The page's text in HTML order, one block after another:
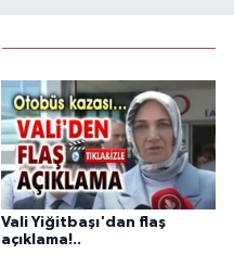
Vali Yiğitbaşı'dan flaş
açıklama!..